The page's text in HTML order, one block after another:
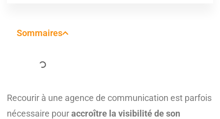
Sommaires
Recourir à une agence de communication est parfois
nécessaire pouraccroître la visibilité de son